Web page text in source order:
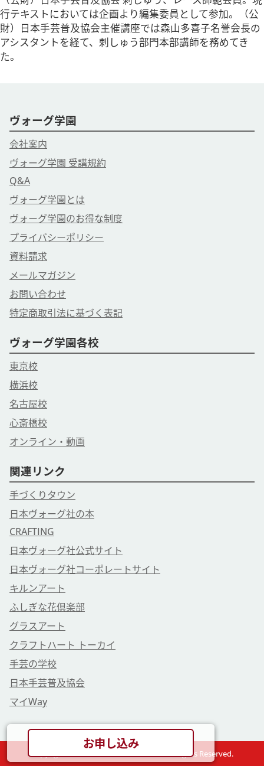
お申し込み
行テキストにおいては企画より編集委員として参加。（公
財）日本手芸普及協会主催講座では森山多喜子名誉会長の
アシスタントを経て、刺しゅう部門本部講師を務めてき
た。
ヴォーグ学園
会社案内
ヴォーグ学園 受講規約
Q&A
ヴォーグ学園とは
ヴォーグ学園のお得な制度
プライバシーポリシー
資料請求
メールマガジン
お問い合わせ
特定商取引法に基づく表記
ヴォーグ学園各校
東京校
横浜校
名古屋校
心斎橋校
オンライン・動画
関連リンク
手づくりタウン
日本ヴォーグ社の本
CRAFTING
日本ヴォーグ社公式サイト
日本ヴォーグ社コーポレートサイト
キルンアート
ふしぎな花倶楽部
グラスアート
クラフトハート トーカイ
手芸の学校
日本手芸普及協会
マイWay
Copyright © VOGUE GAKUEN Co., Ltd. All Rights Reserved.